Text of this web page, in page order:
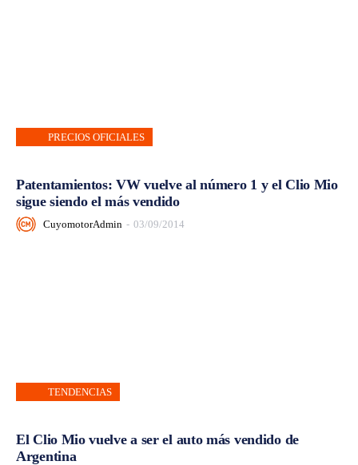
PRECIOS OFICIALES
Patentamientos: VW vuelve al número 1 y el Clio Mio
sigue siendo el más vendido
CuyomotorAdmin - 03/09/2014
TENDENCIAS
El Clio Mio vuelve a ser el auto más vendido de
Argentina